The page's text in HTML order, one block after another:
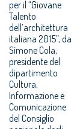
per il “Giovane
Talento
dell’architettura
italiana 2015”, da
Simone Cola,
presidente del
dipartimento
Cultura,
Informazione e
Comunicazione
del Consiglio